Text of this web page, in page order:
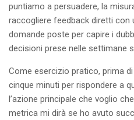
puntiamo a persuadere, la
raccogliere feedback diretti con
domande poste per capire i
decisioni prese nelle settimane
Come esercizio pratico, prima
cinque minuti per rispondere a
l’azione principale che voglio
metrica mi dirà se ho avuto